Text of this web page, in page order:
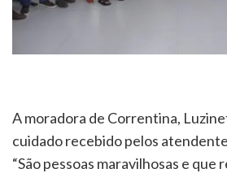
A moradora de Correntina,
cuidado recebido pelos
“São pessoas maravilhosas e que